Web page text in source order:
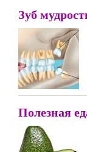
Зуб
Полезная